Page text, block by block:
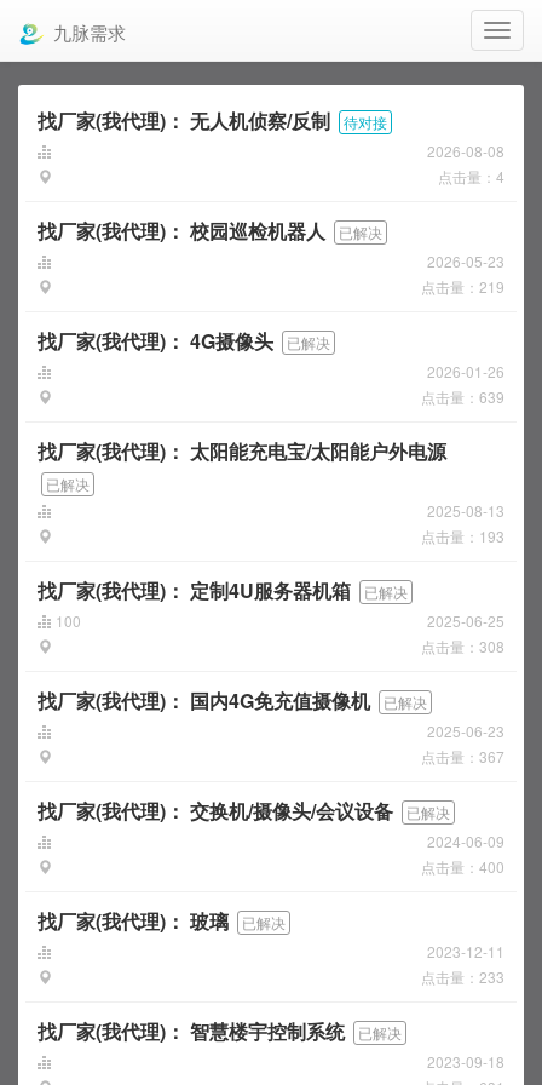
九脉需求
找厂家(我代理)： 无人机侦察/反制
待对接
2026-08-08
点击量：4
找厂家(我代理)： 校园巡检机器人
已解决
2026-05-23
点击量：219
找厂家(我代理)： 4G摄像头
已解决
2026-01-26
点击量：639
找厂家(我代理)： 太阳能充电宝/太阳能户外电源
已解决
2025-08-13
点击量：193
找厂家(我代理)： 定制4U服务器机箱
已解决
100
2025-06-25
点击量：308
找厂家(我代理)： 国内4G免充值摄像机
已解决
2025-06-23
点击量：367
找厂家(我代理)： 交换机/摄像头/会议设备
已解决
2024-06-09
点击量：400
找厂家(我代理)： 玻璃
已解决
2023-12-11
点击量：233
找厂家(我代理)： 智慧楼宇控制系统
已解决
2023-09-18